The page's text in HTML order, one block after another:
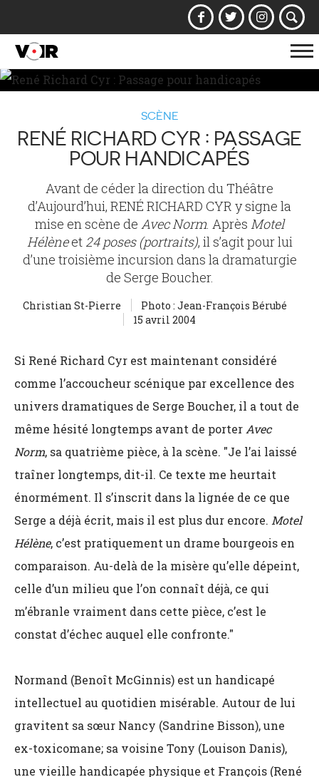
la
SCÈNE
RENÉ RICHARD CYR : PASSAGE
POUR HANDICAPÉS
Avant de céder la direction du Théâtre
d’Aujourd’hui, RENÉ RICHARD CYR y signe la
mise en scène de Avec Norm. Après Motel
Hélèneet 24 poses (portraits), il s’agit pour lui
d’une troisième incursion dans la dramaturgie
de Serge Boucher.
Christian St-Pierre
Photo : Jean-François Bérubé
15 avril 2004
Si René Richard Cyr est maintenant considéré
comme l’accoucheur scénique par excellence des
univers dramatiques de Serge Boucher, il a tout de
même hésité longtemps avant de porter Avec
Norm, sa quatrième pièce, à la scène. "Je l’ai laissé
traîner longtemps, dit-il. Ce texte me heurtait
énormément. Il s’inscrit dans la lignée de ce que
Serge a déjà écrit, mais il est plus dur encore. Motel
Hélène, c’est pratiquement un drame bourgeois en
comparaison. Au-delà de la misère qu’elle dépeint,
celle d’un milieu que l’on connaît déjà, ce qui
m’ébranle vraiment dans cette pièce, c’est le
constat d’échec auquel elle confronte."
Normand (Benoît McGinnis) est un handicapé
intellectuel au quotidien misérable. Autour de lui
gravitent sa sœur Nancy (Sandrine Bisson), une
ex-toxicomane; sa voisine Tony (Louison Danis),
une vieille handicapée physique et François (René